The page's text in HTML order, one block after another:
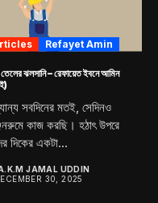
Refayet Amin
ঝলসানি – রেফায়েত ইবনে আমিন
সবদিনের মতই, সেদিনও
কাজ করছি। হঠাৎ উপরে
দিকের একটা...
JAMAL UDDIN
30, 2025